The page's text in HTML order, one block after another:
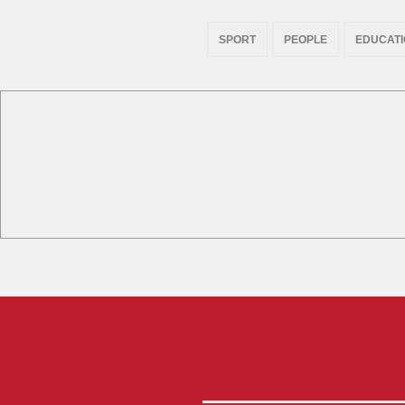
PEOPLE
SPORT